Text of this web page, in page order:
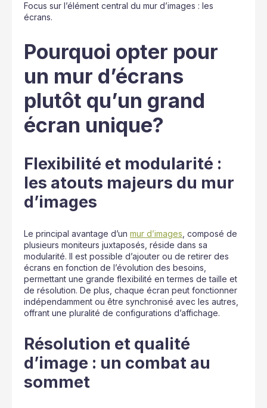
Focus sur l’élément central du mur d’images : les
écrans.
Pourquoi opter pour
un mur d’écrans
plutôt qu’un grand
écran unique?
Flexibilité et modularité :
les atouts majeurs du mur
d’images
Le principal avantage d’un mur d’images , composé de
plusieurs moniteurs juxtaposés, réside dans sa
modularité. Il est possible d’ajouter ou de retirer des
écrans en fonction de l’évolution des besoins,
permettant une grande flexibilité en termes de taille et
de résolution. De plus, chaque écran peut fonctionner
indépendamment ou être synchronisé avec les autres,
offrant une pluralité de configurations d’affichage.
Résolution et qualité
d’image : un combat au
sommet